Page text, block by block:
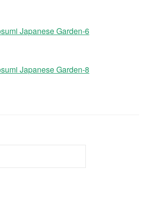
Japanese Garden-6
Japanese Garden-8